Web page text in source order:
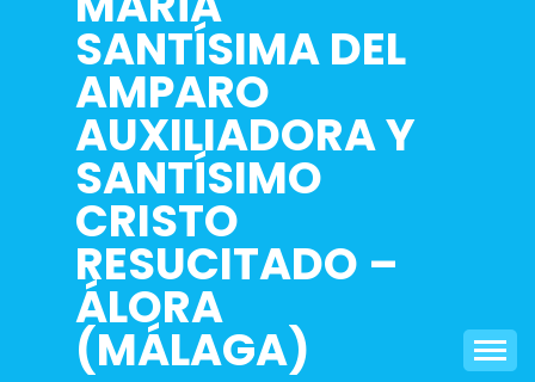
SANTÍSIMA DEL
AMPARO
AUXILIADORA Y
SANTÍSIMO
CRISTO
RESUCITADO –
ÁLORA
(MÁLAGA)